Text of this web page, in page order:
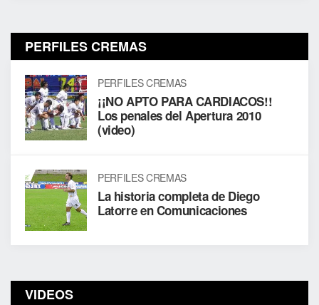
PERFILES CREMAS
PERFILES CREMAS
¡¡NO APTO PARA CARDIACOS!!
Los penales del Apertura 2010
(video)
PERFILES CREMAS
La historia completa de Diego
Latorre en Comunicaciones
VIDEOS